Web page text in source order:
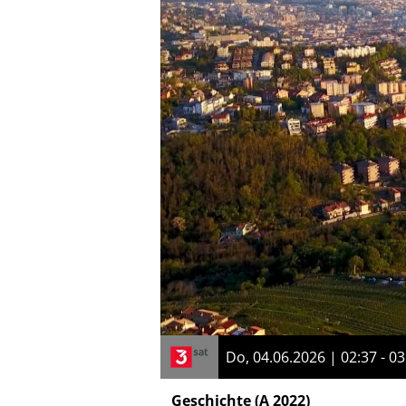
Do, 04.06.2026 | 02:37 -
Geschichte(A 2022)